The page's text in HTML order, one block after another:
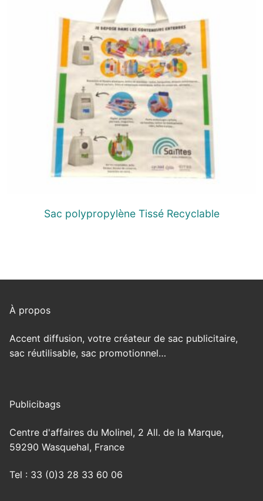
Sac polypropylène Tissé Recyclable
À propos
Accent diffusion, votre créateur de sac publicitaire,
sac réutilisable, sac promotionnel…
Publicibags
Centre d'affaires du Molinel, 2 All. de la Marque,
59290 Wasquehal, France
Tel : 33 (0)3 28 33 60 06